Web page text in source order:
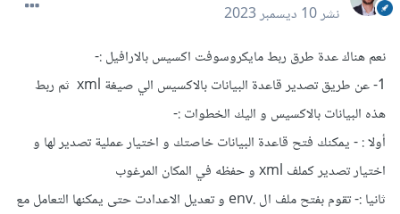
نشر10 ديسمبر 2023
نعم هناك عدة طرق ربط مايكروسوفت اكسيس بالارافيل :-
1- عن طريق تصدير قاعدة البيانات بالاكسيس الي صيغة xml ثم ربط
هذه البيانات بالاكسيس و اليك الخطوات :-
أولا : - يمكنك فتح قاعدة البيانات خاصتك و اختيار عملية تصدير لها و
اختيار تصدير كملف xml و حفظه في المكان المرغوب
ثانيا :- تقوم بفتح ملف ال .env و تعديل الاعدادت حتى يمكنها التعامل مع